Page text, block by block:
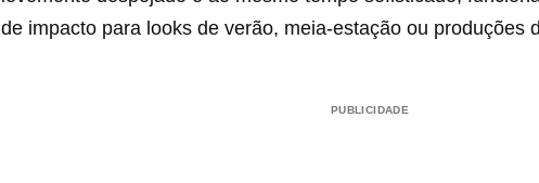
de impacto para looks de verão, meia-estação ou produções
PUBLICIDADE